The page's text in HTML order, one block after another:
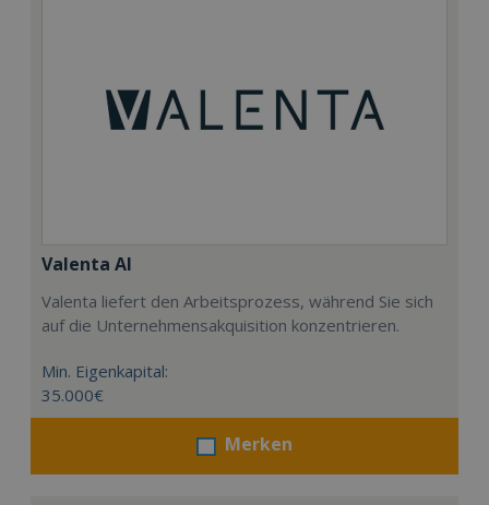
Valenta AI
Valenta liefert den Arbeitsprozess, während Sie sich
auf die Unternehmensakquisition konzentrieren.
Min. Eigenkapital:
35.000€
Merken